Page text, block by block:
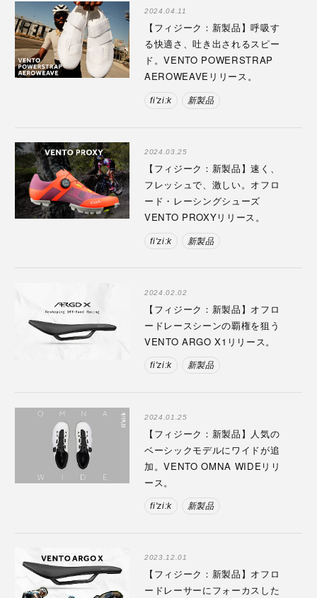
2024.04.11
【フィジーク：新製品】呼吸す
る快適さ、吐き出されるスピー
ド。VENTO POWERSTRAP
AEROWEAVEリリース。
fi'zi:k 新製品
2024.03.25
【フィジーク：新製品】速く、
フレッシュで、激しい。オフロ
ード・レーシングシューズ
VENTO PROXYリリース。
fi'zi:k 新製品
2024.02.02
【フィジーク：新製品】オフロ
ードレースシーンの覇権を狙う
VENTO ARGO X1リリース。
fi'zi:k 新製品
2024.01.25
【フィジーク：新製品】人気の
ベーシックモデルにワイドが追
加。VENTO OMNA WIDEリリ
ース。
fi'zi:k 新製品
2023.12.01
【フィジーク：新製品】オフロ
ードレーサーにフォーカスした